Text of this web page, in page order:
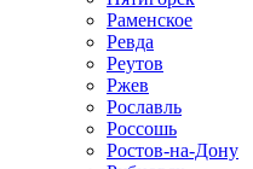
Раменское
Ревда
Реутов
Ржев
Рославль
Россошь
Ростов-на-Дону